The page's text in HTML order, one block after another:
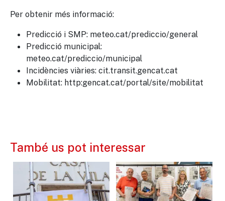
Per obtenir més informació:
Predicció i SMP: meteo.cat/prediccio/general
Predicció municipal:
meteo.cat/prediccio/municipal
Incidències viàries: cit.transit.gencat.cat
Mobilitat: http:gencat.cat/portal/site/mobilitat
També us pot interessar